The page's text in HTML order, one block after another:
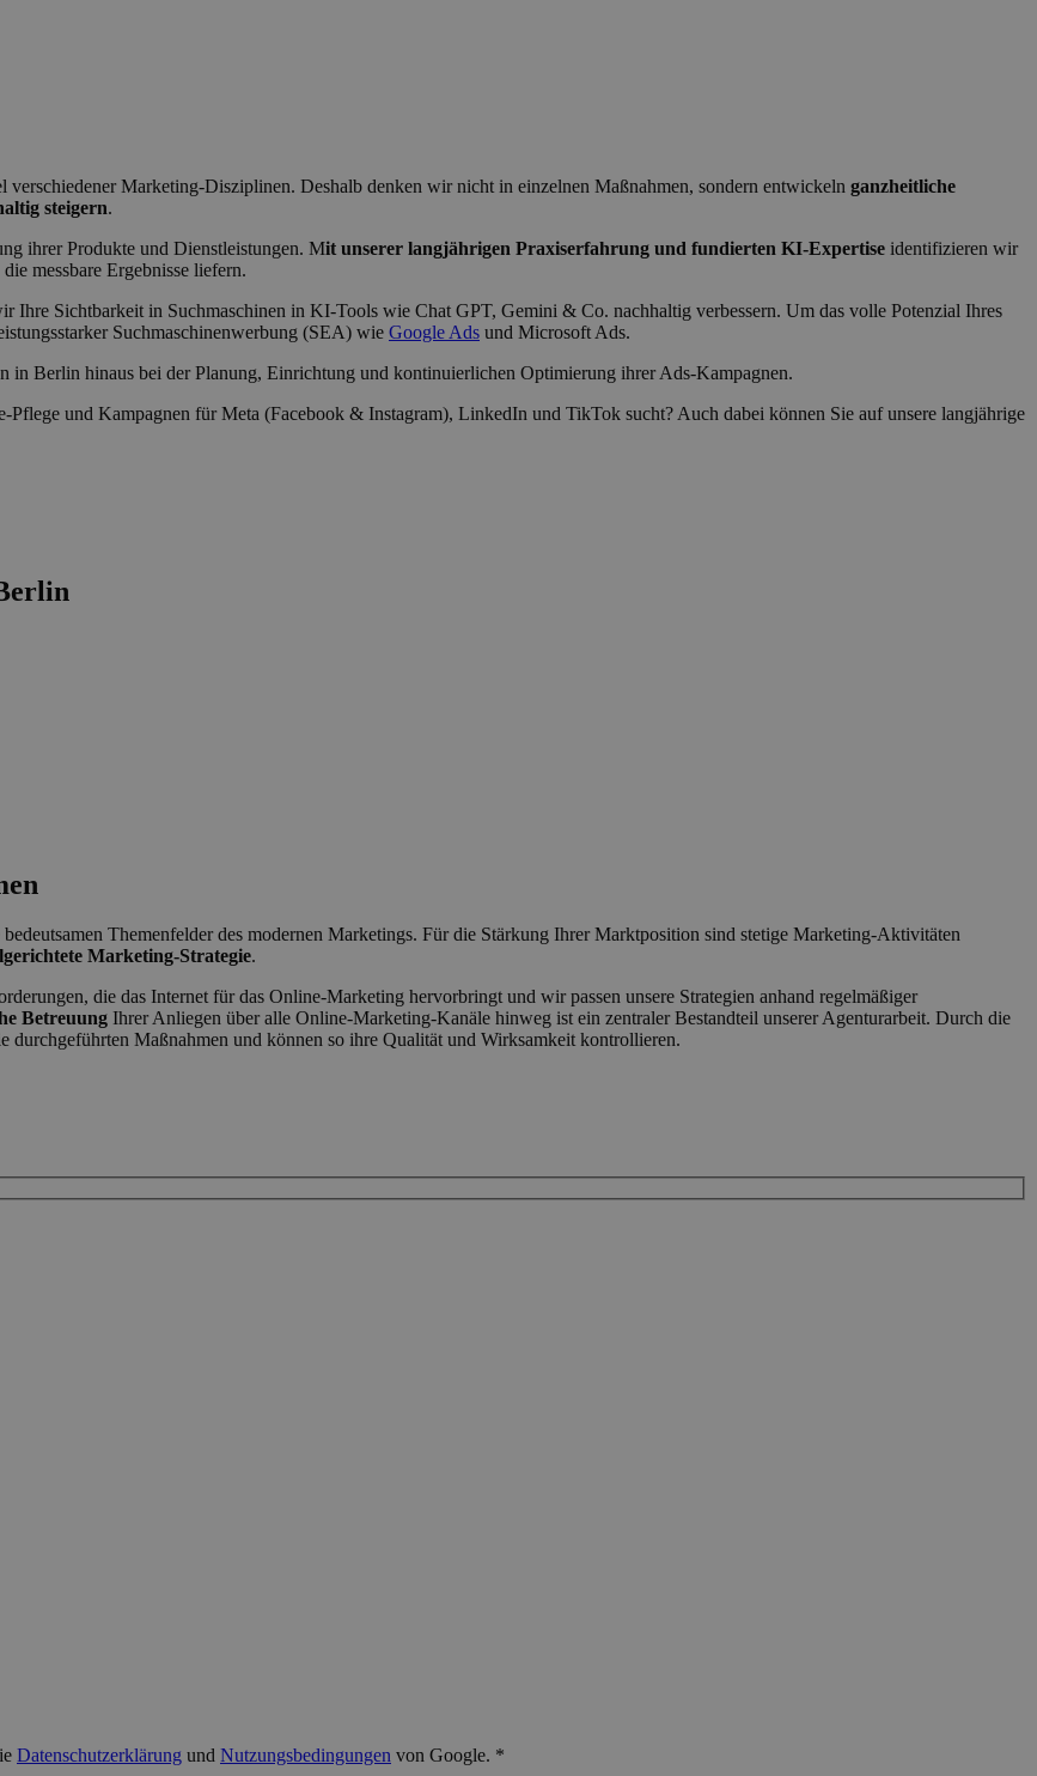
Marketing-Disziplinen. Deshalb denken wir nicht in einzelnen Maßnahmen, sondern entwickeln ganzheitliche
steigern.
ihrer Produkte und Dienstleistungen. Mit unserer langjährigen Praxiserfahrung und fundierten KI-Expertise identifizieren wir
messbare Ergebnisse liefern.
Ihre Sichtbarkeit in Suchmaschinen in KI-Tools wie Chat GPT, Gemini & Co. nachhaltig verbessern. Um das volle Potenzial Ihres
Suchmaschinenwerbung (SEA) wie Google Ads und Microsoft Ads.
Berlin hinaus bei der Planung, Einrichtung und kontinuierlichen Optimierung ihrer Ads-Kampagnen.
Pflege und Kampagnen für Meta (Facebook & Instagram), LinkedIn und TikTok sucht? Auch dabei können Sie auf unsere langjährige
Themenfelder des modernen Marketings. Für die Stärkung Ihrer Marktposition sind stetige Marketing-Aktivitäten
Marketing-Strategie.
die das Internet für das Online-Marketing hervorbringt und wir passen unsere Strategien anhand regelmäßiger
Betreuung Ihrer Anliegen über alle Online-Marketing-Kanäle hinweg ist ein zentraler Bestandteil unserer Agenturarbeit. Durch die
durchgeführten Maßnahmen und können so ihre Qualität und Wirksamkeit kontrollieren.
Datenschutzerklärung und Nutzungsbedingungen von Google. *